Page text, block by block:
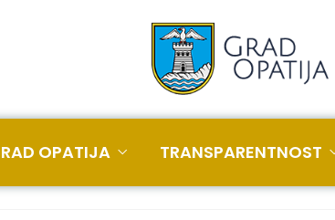
OPATIJA TRANSPARENTNOST